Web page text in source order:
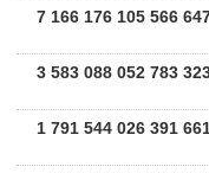
7 166 176 105 566
3 583 088 052 783
1 791 544 026 391